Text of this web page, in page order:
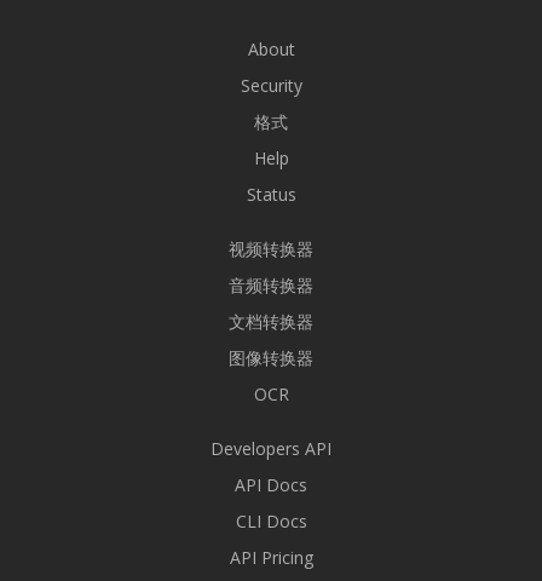
About
Security
格式
Help
Status
视频转换器
音频转换器
文档转换器
图像转换器
OCR
Developers API
API Docs
CLI Docs
API Pricing